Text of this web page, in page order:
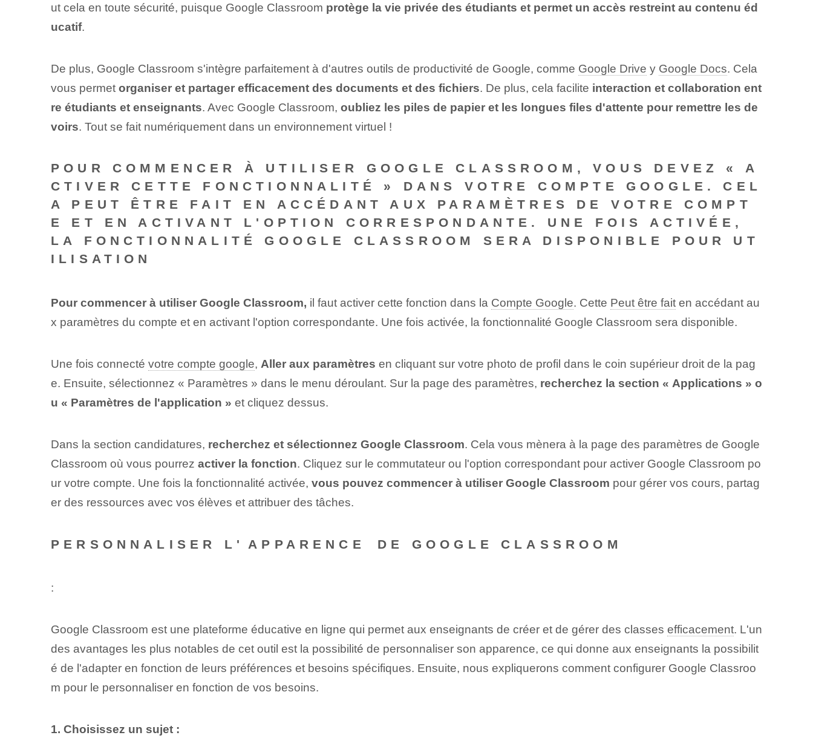
ut cela en toute sécurité, puisque Google Classroom protège la vie privée des étudiants et permet un accès restreint au contenu éd
ucatif.
De plus, Google Classroom⁤ s'intègre parfaitement à d'autres outils de ‌productivité‍ de Google, comme Google Drive y Google Docs. ⁣Cela
vous permet organiser et partager efficacement des documents et des fichiers⁢. De plus, cela facilite interaction et collaboration ent
re étudiants et enseignants. Avec Google Classroom, oubliez les piles de papier et les longues files d'attente pour remettre les de
voirs. Tout‌ se fait numériquement dans un environnement virtuel !
POUR COMMENCER À UTILISER GOOGLE CLASSROOM,
VOUS DEVEZ « A
CTIVER CETTE FONCTIONNALITÉ » DANS VOTRE COMPTE GOOGLE. CEL
A PEUT ÊTRE FAIT EN ACCÉDANT AUX PARAMÈTRES DE VOTRE COMPT
E ET EN ACTIVANT L'OPTION CORRESPONDANTE. UNE FOIS ACTIVÉE,
LA FONCTIONNALITÉ GOOGLE CLASSROOM SERA DISPONIBLE POUR UT
ILISATION
Pour commencer à utiliser Google Classroom, il faut activer cette fonction dans ⁢la⁢ Compte Google. Cette Peut être faiten accédant au
x paramètres du compte et en activant l'option correspondante. Une fois activée, la fonctionnalité Google Classroom sera disponible.
Une fois connecté votre compte google, Aller aux paramètres en cliquant sur votre photo de profil dans le coin supérieur droit de la pag
e. Ensuite, sélectionnez « Paramètres »⁢ dans le menu déroulant. Sur la page des paramètres, recherchez la section « Applications » o
u « Paramètres de l'application » et cliquez dessus.
Dans la section candidatures, recherchez et sélectionnez Google Classroom. Cela vous mènera à la page des paramètres de Google
Classroom où vous pourrez activer​ la fonction. Cliquez⁤ sur le commutateur ou l'option correspondant pour activer Google Classroom po
ur votre compte. Une fois​ la fonctionnalité activée, vous pouvez⁢ commencer à utiliser Google Classroom pour gérer vos cours, partag
er des ressources avec vos élèves et attribuer des tâches.
PERSONNALISER L'⁣APPARENCE⁢ DE GOOGLE‌ CLASSROOM
:
Google Classroom est une plateforme éducative en ligne qui permet aux enseignants de créer et de gérer des classes efficacement. L'un
des avantages les plus notables de cet outil​ est​ la ‌possibilité de personnaliser son apparence, ce qui donne aux enseignants la possibilit
é de l'adapter ⁢en fonction de leurs‌ préférences et besoins spécifiques. Ensuite, nous expliquerons comment configurer Google Classroo
m pour le personnaliser en fonction de vos besoins.
1. Choisissez‌ un sujet :